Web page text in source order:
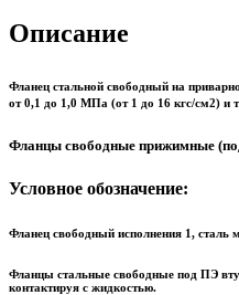
Описание
Фланец стальной свободный на
от 0,1 до 1,0 МПа (от 1 до 16 кгс/см2) и
Фланцы свободные прижимные
Условное обозначение:
Фланец свободный исполнения 1,
Фланцы стальные свободные под ПЭ
контактируя с жидкостью.